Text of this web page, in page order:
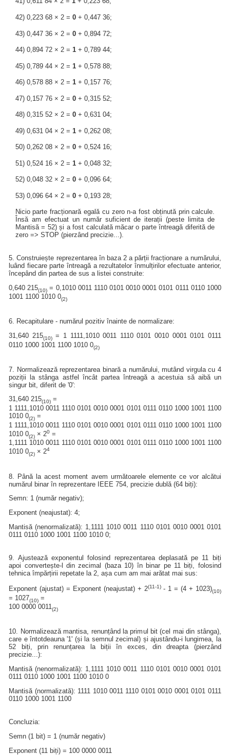
42) 0,223 68 × 2 = 0+ 0,447 36;
43) 0,447 36 × 2 = 0+ 0,894 72;
44) 0,894 72 × 2 = 1+ 0,789 44;
45) 0,789 44 × 2 = 1+ 0,578 88;
46) 0,578 88 × 2 = 1+ 0,157 76;
47) 0,157 76 × 2 = 0+ 0,315 52;
48) 0,315 52 × 2 = 0+ 0,631 04;
49) 0,631 04 × 2 = 1+ 0,262 08;
50) 0,262 08 × 2 = 0+ 0,524 16;
51) 0,524 16 × 2 = 1+ 0,048 32;
52) 0,048 32 × 2 = 0+ 0,096 64;
53) 0,096 64 × 2 = 0+ 0,193 28;
Nicio parte fracționară egală cu zero n-a fost obținută prin calcule.
Însă am efectuat un număr suficient de iterații (peste limita de
Mantisă = 52) și a fost calculată măcar o parte întreagă diferită de
zero => STOP (pierzând precizie...).
5. Construiește reprezentarea în baza 2 a părții fracționare a numărului,
luând fiecare parte întreagă a rezultatelor înmulțirilor efectuate anterior,
începând din partea de sus a listei construite:
0,640 215(10) = 0,1010 0011 1110 0101 0010 0001 0101 0111 0110 1000
1001 1100 1010 0(2)
6. Recapitulare - numărul pozitiv înainte de normalizare:
31,640 215(10)= 1 1111,1010 0011 1110 0101 0010 0001 0101 0111
0110 1000 1001 1100 1010 0(2)
7. Normalizează reprezentarea binară a numărului, mutând virgula cu 4
poziții la stânga astfel încât partea întreagă a acestuia să aibă un
singur bit, diferit de '0':
31,640 215(10) =
1 1111,1010 0011 1110 0101 0010 0001 0101 0111 0110 1000 1001 1100
1010 0(2) =
1 1111,1010 0011 1110 0101 0010 0001 0101 0111 0110 1000 1001 1100
1010 0(2) × 20 =
1,1111 1010 0011 1110 0101 0010 0001 0101 0111 0110 1000 1001 1100
1010 0(2) × 24
8. Până la acest moment avem următoarele elemente ce vor alcătui
numărul binar în reprezentare IEEE 754, precizie dublă (64 biți):
Semn: 1 (număr negativ);
Exponent (neajustat): 4;
Mantisă (nenormalizată): 1,1111 1010 0011 1110 0101 0010 0001 0101
0111 0110 1000 1001 1100 1010 0;
9. Ajustează exponentul folosind reprezentarea deplasată pe 11 biți
apoi convertește-l din zecimal (baza 10) în binar pe 11 biți, folosind
tehnica împărțirii repetate la 2, așa cum am mai arătat mai sus:
Exponent (ajustat) = Exponent (neajustat) + 2(11-1)- 1 = (4 + 1023)(10)
= 1027(10) =
100 0000 0011(2)
10. Normalizează mantisa, renunțând la primul bit (cel mai din stânga),
care e întotdeauna '1' (și la semnul zecimal) și ajustându-i lungimea, la
52 biți, prin renunțarea la biții în exces, din dreapta (pierzând
precizie...):
Mantisă (nenormalizată): 1,1111 1010 0011 1110 0101 0010 0001 0101
0111 0110 1000 1001 1100 1010 0
Mantisă (normalizată): 1111 1010 0011 1110 0101 0010 0001 0101 0111
0110 1000 1001 1100
Concluzia:
Semn (1 bit) = 1 (număr negativ)
Exponent (11 biți) = 100 0000 0011